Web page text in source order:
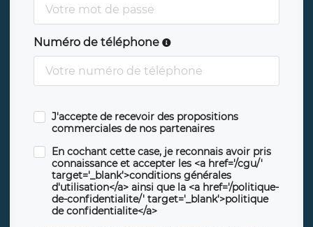
Numéro de téléphone
J'accepte de recevoir des propositions
commerciales de nos partenaires
En cochant cette case, je reconnais avoir pris
connaissance et accepter les <a href='/cgu/'
target='_blank'>conditions générales
d'utilisation</a> ainsi que la <a href='/politique-
de-confidentialite/' target='_blank'>politique
de confidentialite</a>